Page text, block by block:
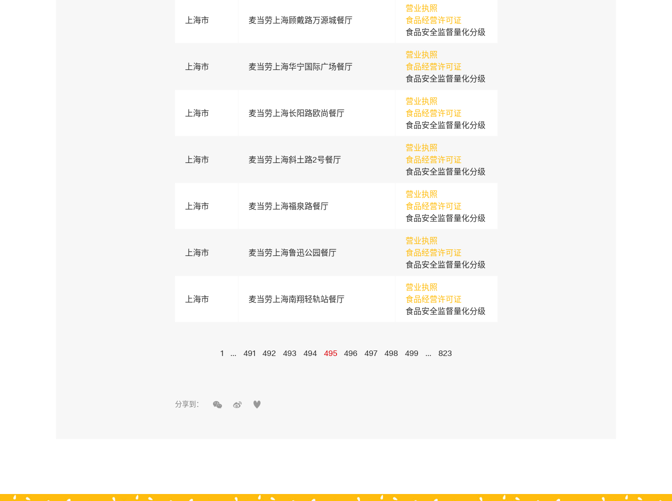
上海市 麦当劳上海顾戴路万源城餐厅
营业执照
食品经营许可证
食品安全监督量化分级
上海市 麦当劳上海华宁国际广场餐厅
营业执照
食品经营许可证
食品安全监督量化分级
上海市 麦当劳上海长阳路欧尚餐厅
营业执照
食品经营许可证
食品安全监督量化分级
上海市 麦当劳上海斜土路2号餐厅
营业执照
食品经营许可证
食品安全监督量化分级
上海市 麦当劳上海福泉路餐厅
营业执照
食品经营许可证
食品安全监督量化分级
上海市 麦当劳上海鲁迅公园餐厅
营业执照
食品经营许可证
食品安全监督量化分级
上海市 麦当劳上海南翔轻轨站餐厅
营业执照
食品经营许可证
食品安全监督量化分级
1 ... 491 492 493 494 495 496 497 498 499 ... 823
分享到：   